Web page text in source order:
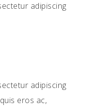
adipiscing
adipiscing
eros ac,